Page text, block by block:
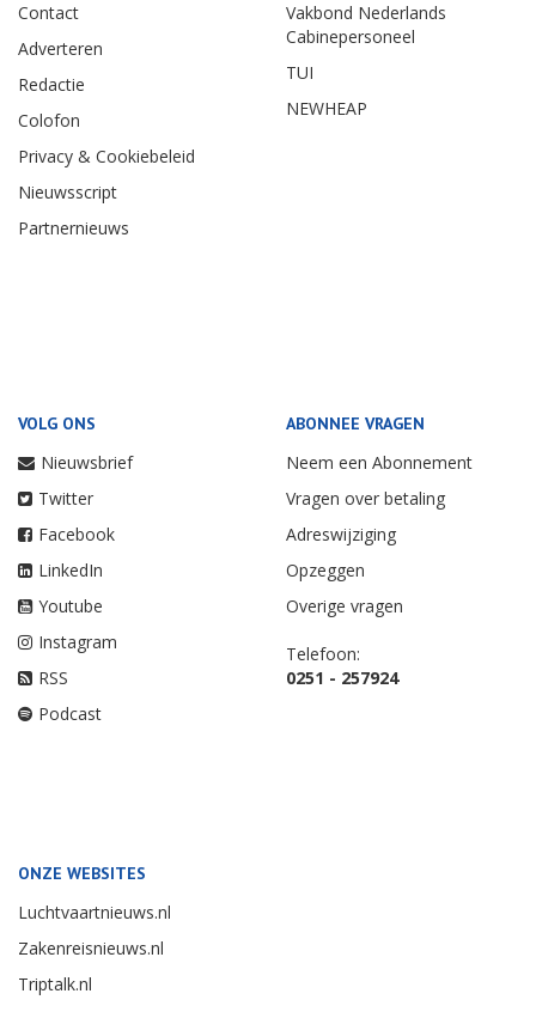
Contact
Adverteren
Redactie
Colofon
Privacy & Cookiebeleid
Nieuwsscript
Partnernieuws
Vakbond Nederlands
Cabinepersoneel
TUI
NEWHEAP
VOLG ONS
Nieuwsbrief
Twitter
Facebook
LinkedIn
Youtube
Instagram
RSS
Podcast
ABONNEE VRAGEN
Neem een Abonnement
Vragen over betaling
Adreswijziging
Opzeggen
Overige vragen
Telefoon:
0251 - 257924
ONZE WEBSITES
Luchtvaartnieuws.nl
Zakenreisnieuws.nl
Triptalk.nl